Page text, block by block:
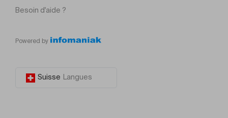
Besoin d'aide ?
Powered by
Suisse Langues